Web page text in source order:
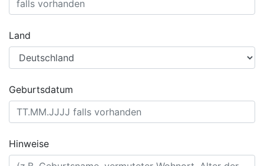
Land
Geburtsdatum
Hinweise